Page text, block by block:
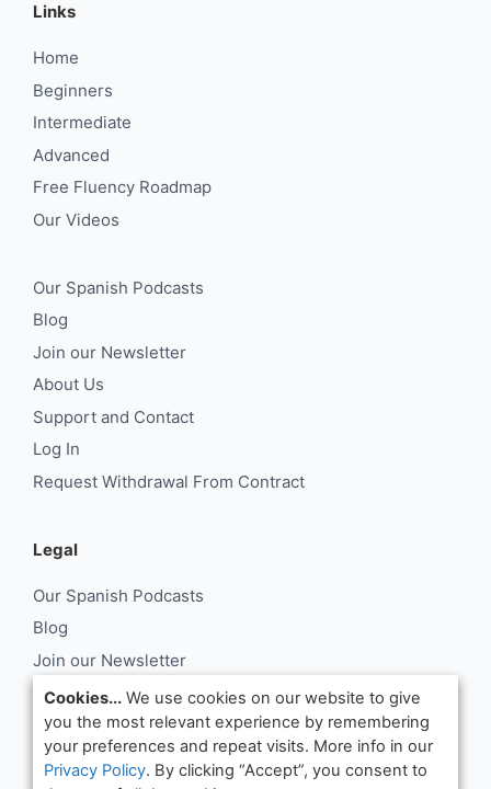
Links
Home
Beginners
Intermediate
Advanced
Free Fluency Roadmap
Our Videos
Our Spanish Podcasts
Blog
Join our Newsletter
About Us
Support and Contact
Log In
Request Withdrawal From Contract
Legal
Our Spanish Podcasts
Blog
Join our Newsletter
About Us
Support and Contact
Log In
Cookies... We use cookies on our website to give
you the most relevant experience by remembering
your preferences and repeat visits. More info in our
Privacy Policy. By clicking “Accept”, you consent to